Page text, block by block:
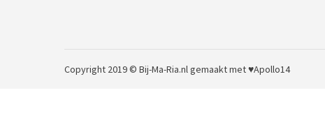
Copyright 2019 © Bij-Ma-Ria.nlgemaakt met ♥Apollo14